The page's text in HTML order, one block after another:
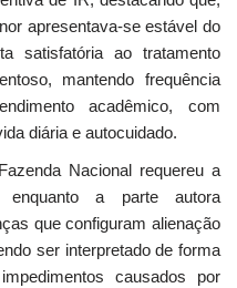
apresentava-se estável do
satisfatória ao tratamento
mantendo frequência
acadêmico, com
diária e autocuidado.
Nacional requereu a
enquanto a parte autora
que configuram alienação
ser interpretado de forma
causados por